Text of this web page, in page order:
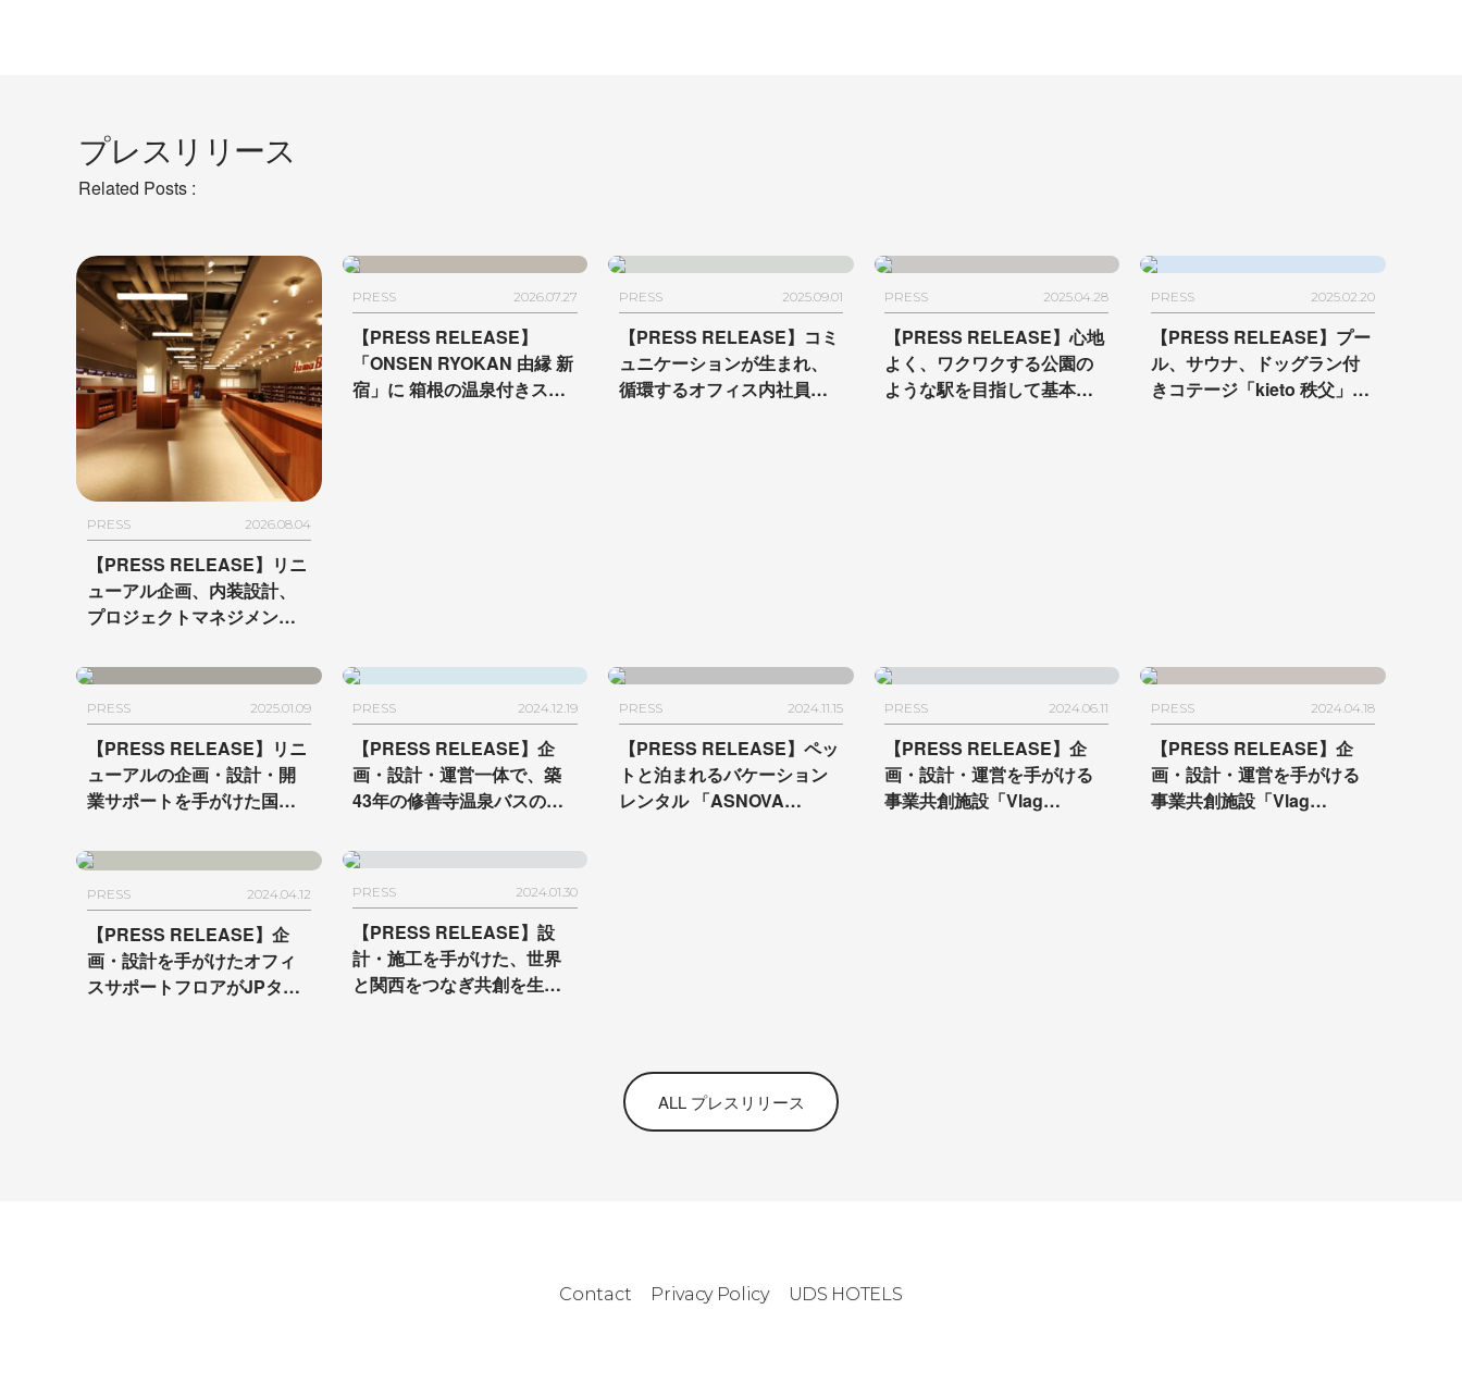
プレスリリース
Related Posts :
PRESS 2026.08.04
【PRESS RELEASE】リニ
ューアル企画、内装設計、
プロジェクトマネジメント
ルディング」がグランドオ
PRESS 2026.07.27
【PRESS RELEASE】
「ONSEN RYOKAN 由縁 新
宿」に 箱根の温泉付きスイ
PRESS 2025.09.01
【PRESS RELEASE】コミ
ュニケーションが生まれ、
循環するオフィス内社員専
PRESS 2025.04.28
【PRESS RELEASE】心地
よく、ワクワクする公園の
ような駅を目指して基本計
PRESS 2025.02.20
【PRESS RELEASE】プー
ル、サウナ、ドッグラン付
きコテージ「kieto 秩父」が
PRESS 2025.01.09
【PRESS RELEASE】リニ
ューアルの企画・設計・開
業サポートを手がけた国指
主立花邸 御花」の宿泊棟が
2025年1月11日にリニュー
アルオープン
PRESS 2024.12.19
【PRESS RELEASE】企
画・設計・運営一体で、築
43年の修善寺温泉バスのり
カフェ併設のバスのりばへ
PRESS 2024.11.15
【PRESS RELEASE】ペッ
トと泊まれるバケーション
レンタル 「ASNOVA
PRESS 2024.06.11
【PRESS RELEASE】企
画・設計・運営を手がける
事業共創施設「Vlag
PRESS 2024.04.18
【PRESS RELEASE】 企
画・設計・運営を手がける
事業共創施設「Vlag
PRESS 2024.04.12
【PRESS RELEASE】企
画・設計を手がけたオフィ
スサポートフロアがJPタワ
PRESS 2024.01.30
【PRESS RELEASE】設
計・施工を手がけた、世界
と関西をつなぎ共創を生む
ALL プレスリリース
Contact Privacy Policy UDS HOTELS